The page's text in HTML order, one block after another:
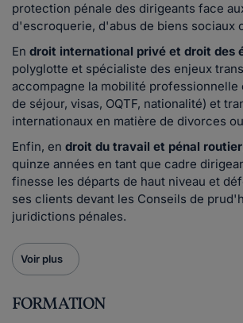
protection pénale des dirigeants face
d'escroquerie, d'abus de biens sociaux
En droit international privé et droit des
polyglotte et spécialiste des enjeux
accompagne la mobilité professionnelle
de séjour, visas, OQTF, nationalité) et
internationaux en matière de divorces
Enfin, en droit du travail et pénal routier
quinze années en tant que cadre
finesse les départs de haut niveau et
ses clients devant les Conseils de
juridictions pénales.
Voir plus
FORMATION